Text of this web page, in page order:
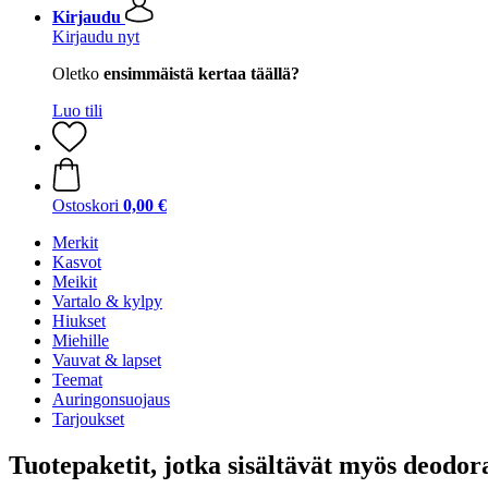
Kirjaudu
Kirjaudu nyt
Oletko ensimmäistä kertaa täällä?
Luo tili
Ostoskori 0,00 €
Merkit
Kasvot
Meikit
Vartalo & kylpy
Hiukset
Miehille
Vauvat & lapset
Teemat
Auringonsuojaus
Tarjoukset
Tuotepaketit, jotka sisältävät myös